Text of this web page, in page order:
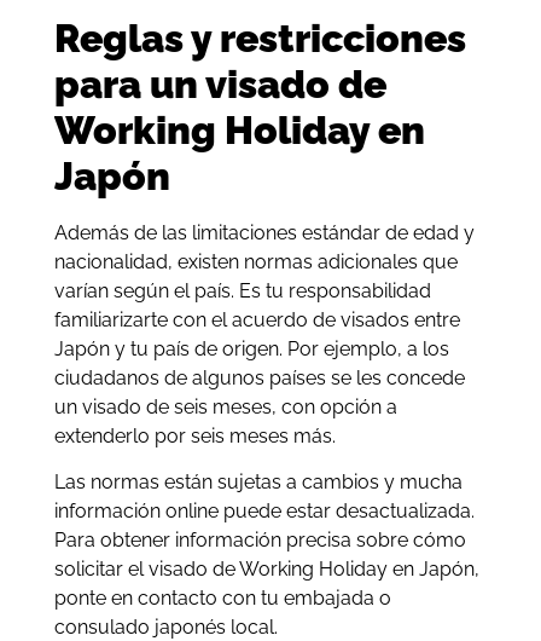
Reglas y restricciones
para un visado de
Working Holiday en
Japón
Además de las limitaciones estándar de edad y
nacionalidad, existen normas adicionales que
varían según el país. Es tu responsabilidad
familiarizarte con el acuerdo de visados entre
Japón y tu país de origen. Por ejemplo, a los
ciudadanos de algunos países se les concede
un visado de seis meses, con opción a
extenderlo por seis meses más.
Las normas están sujetas a cambios y mucha
información online puede estar desactualizada.
Para obtener información precisa sobre cómo
solicitar el visado de Working Holiday en Japón,
ponte en contacto con tu embajada o
consulado japonés local.